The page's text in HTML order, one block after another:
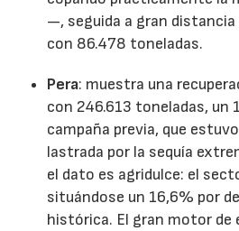
—, seguida a gran distancia
con 86.478 toneladas.
Pera: muestra una
con 246.613 toneladas, un
campaña previa, que
lastrada por la sequía
el dato es agridulce: el
situándose un 16,6% por
histórica. El gran motor de